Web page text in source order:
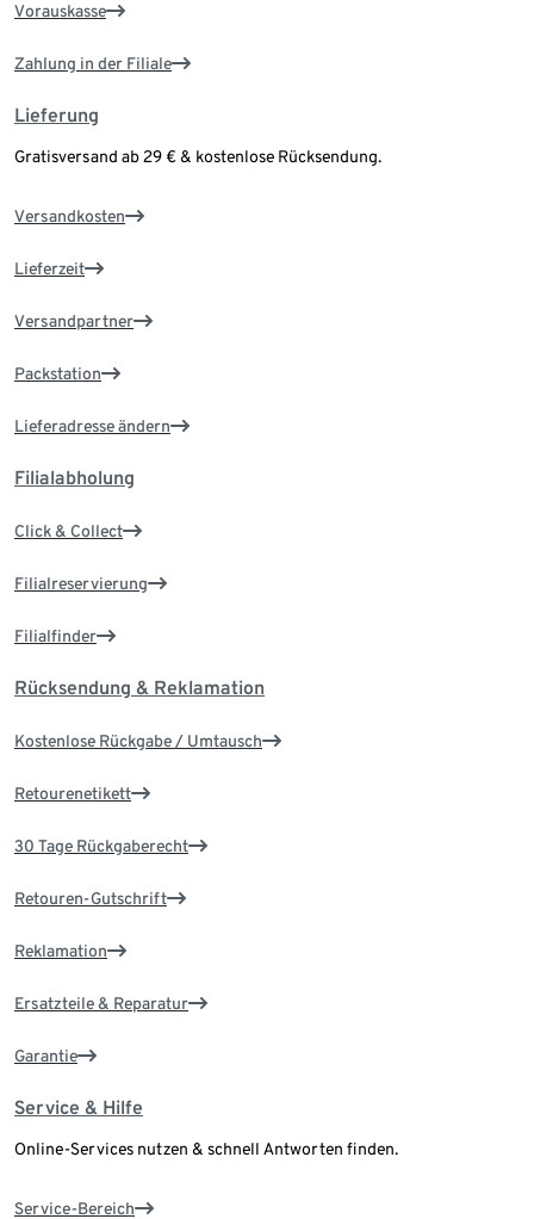
Vorauskasse
Zahlung in der Filiale
Lieferung
Gratisversand ab 29 € & kostenlose Rücksendung.
Versandkosten
Lieferzeit
Versandpartner
Packstation
Lieferadresse ändern
Filialabholung
Click & Collect
Filialreservierung
Filialfinder
Rücksendung & Reklamation
Kostenlose Rückgabe / Umtausch
Retourenetikett
30 Tage Rückgaberecht
Retouren-Gutschrift
Reklamation
Ersatzteile & Reparatur
Garantie
Service & Hilfe
Online-Services nutzen & schnell Antworten finden.
Service-Bereich